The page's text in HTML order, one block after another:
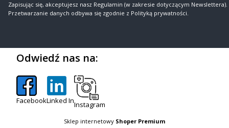
Zapisując się, akceptujesz nasz Regulamin (w zakresie dotyczącym Newslettera).
Przetwarzanie danych odbywa się zgodnie z Polityką prywatności.
Odwiedź nas na:
FacebookLinked InInstagram
Sklep internetowy Shoper Premium